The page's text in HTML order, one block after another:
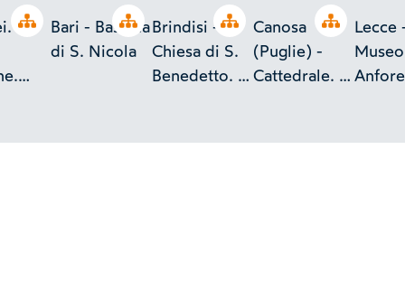
Open tree Open tree
Bari - Basilica
di S. Nicola
Open tree
Brindisi -
Chiesa di S.
Benedetto. Il
Open tree
Canosa
(Puglie) -
Cattedrale. Il
Lecce
Anfore